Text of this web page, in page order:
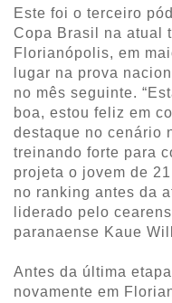
Este foi o terceiro
Copa Brasil na atual
Florianópolis, em
lugar na prova
no mês seguinte.
boa, estou feliz em
destaque no cenário
treinando forte para
projeta o jovem de
no ranking antes da
liderado pelo
paranaense Kaue
Antes da última
novamente em